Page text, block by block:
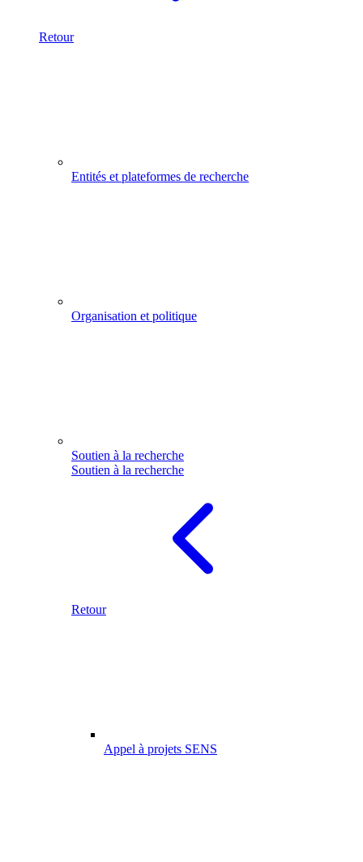
Retour
Entités et plateformes de recherche
Organisation et politique
Soutien à la recherche
Soutien à la recherche
Retour
Appel à projets SENS